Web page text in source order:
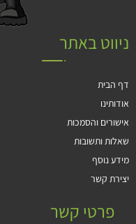
ניווט באתר
דף הבית
אודותינו
אישורים והסמכות
שאלות ותשובות
מידע נוסף
יצירת קשר
פרטי קשר